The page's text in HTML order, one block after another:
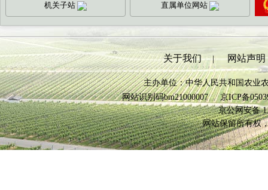
机关子站 直属单位网站
关于我们 | 网站声明
主办单位：中华人民共和国农业
网站识别码bm21000007京ICP备
京公网安备
网站保留所有权